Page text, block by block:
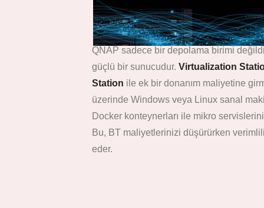
QNAP sadece bir depolama birimi
güçlü bir sunucudur. Virtualization
Station ile ek bir donanım maliyetine
üzerinde Windows veya Linux sanal
Docker konteynerları ile mikro
Bu, BT maliyetlerinizi düşürürken
eder.